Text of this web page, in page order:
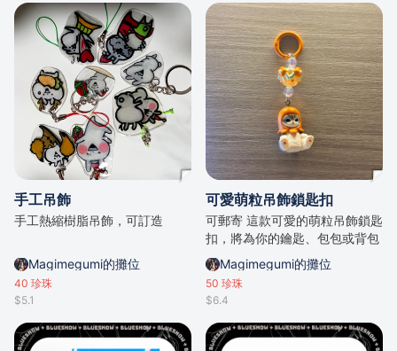
手工吊飾
手工熱縮樹脂吊飾，可訂造
Magimegumi的攤位
40 珍珠
$5.1
可愛萌粒吊飾鎖匙扣
可郵寄 這款可愛的萌粒吊飾鎖匙
扣，將為你的鑰匙、包包或背包
增添一份獨特的風格！無論是日
常使用還是作為禮物，都是完美
的選擇！🎀✨ **產品特點**： –
**超萌設計**：每個吊飾都擁有
可愛的造型，瞬間吸引目光！ –
**耐用材質**：高品質材料，耐
Magimegumi的攤位
50 珍珠
$6.4